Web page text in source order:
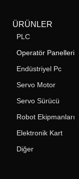
ÜRÜNLER
PLC
Operatör Panelleri
Endüstriyel Pc
Servo Motor
Servo Sürücü
Robot Ekipmanları
Elektronik Kart
Diğer